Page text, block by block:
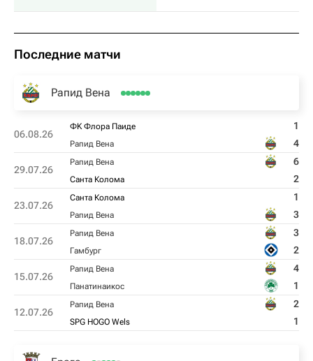
Последние матчи
Рапид Вена
06.08.26
ФK Флора Паиде 1
Рапид Вена 4
29.07.26
Рапид Вена 6
Санта Колома 2
23.07.26
Санта Колома 1
Рапид Вена 3
18.07.26
Рапид Вена 3
Гамбург 2
15.07.26
Рапид Вена 4
Панатинаикос 1
12.07.26
Рапид Вена 2
SPG HOGO Wels 1